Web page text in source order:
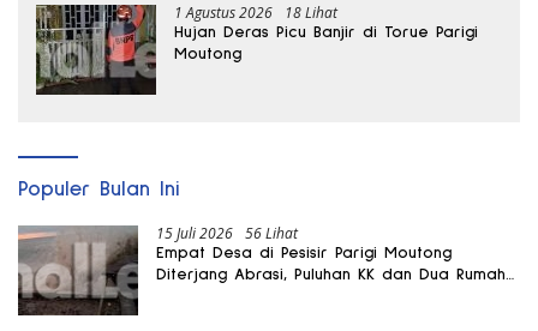
1 Agustus 2026 18 Lihat
Hujan Deras Picu Banjir di Torue Parigi
Moutong
Populer Bulan Ini
15 Juli 2026 56 Lihat
Empat Desa di Pesisir Parigi Moutong
Diterjang Abrasi, Puluhan KK dan Dua Rumah